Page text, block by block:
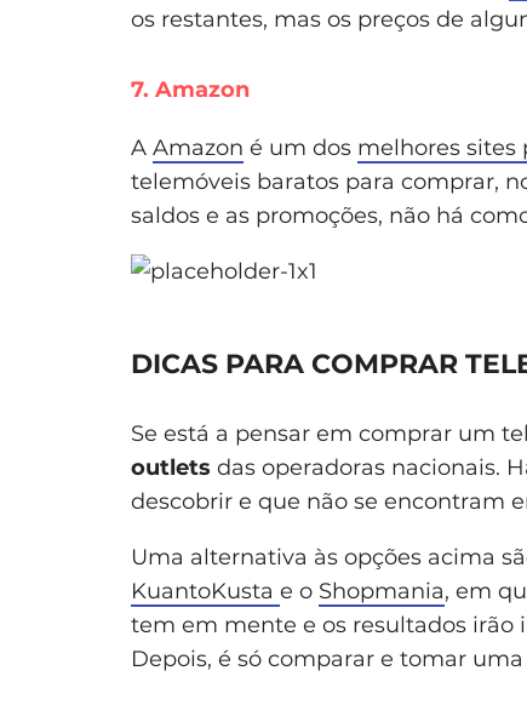
os restantes, mas os preços de
7. Amazon
A Amazon é um dos melhores sites
telemóveis baratos para comprar,
saldos e as promoções, não há
DICAS PARA COMPRAR
Se está a pensar em comprar um
outlets das operadoras nacionais.
descobrir e que não se encontram
Uma alternativa às opções acima
KuantoKusta e o Shopmania, em
tem em mente e os resultados irão
Depois, é só comparar e tomar uma